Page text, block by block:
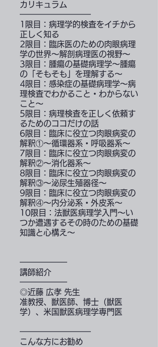
カリキュラム
━━━━━━━━━
1限目：病理学的検査をイチから
正しく知る
2限目：臨床医のための肉眼病理
学の世界〜解剖病理医の視野〜
3限目：腫瘍の基礎病理学〜腫瘍
の「そもそも」を理解する〜
4限目：感染症の基礎病理学〜病
理検査でわかること・わからない
こと〜
5限目：病理検査を正しく依頼す
るためのココだけの話
6限目：臨床に役立つ肉眼病変の
解釈①〜循環器系・呼吸器系〜
7限目：臨床に役立つ肉眼病変の
解釈②〜消化器系〜
8限目：臨床に役立つ肉眼病変の
解釈③〜泌尿生殖器径〜
9限目：臨床に役立つ肉眼病変の
解釈④〜内分泌系・外皮系〜
10限目：法獣医病理学入門〜い
つか遭遇するその時のための基礎
知識と心構え〜
━━━━━━
講師紹介
━━━━━━
◎近藤 広孝 先生
准教授、獣医師、博士（獣医
学）、米国獣医病理学専門医
━━━━━━━━━
こんな方にお勧め